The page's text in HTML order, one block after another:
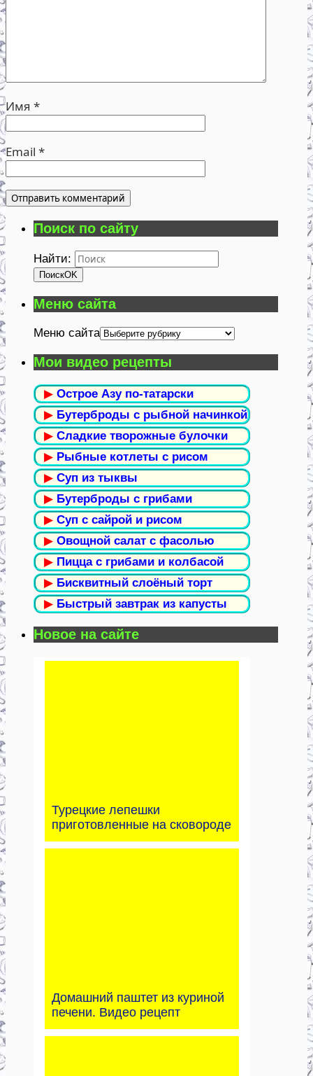
Имя *
Email *
Поиск по сайту
Найти:
ПоискOK
Меню сайта
Меню сайта
Мои видео рецепты
▶ Острое Азу по-татарски
▶ Бутерброды с рыбной начинкой
▶ Сладкие творожные булочки
▶ Рыбные котлеты с рисом
▶ Суп из тыквы
▶ Бутерброды с грибами
▶ Суп с сайрой и рисом
▶ Овощной салат с фасолью
▶ Пицца с грибами и колбасой
▶ Бисквитный слоёный торт
▶ Быстрый завтрак из капусты
Новое на сайте
Турецкие лепешки
приготовленные на сковороде
Домашний паштет из куриной
печени. Видео рецепт